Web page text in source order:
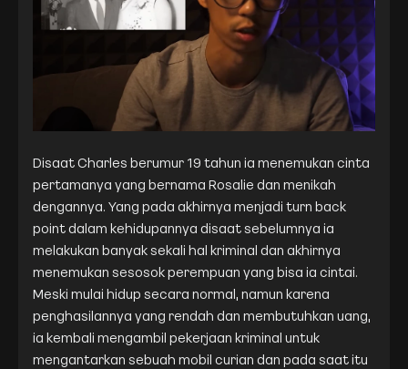
Disaat Charles berumur 19 tahun ia menemukan cinta
pertamanya yang bernama Rosalie dan menikah
dengannya. Yang pada akhirnya menjadi turn back
point dalam kehidupannya disaat sebelumnya ia
melakukan banyak sekali hal kriminal dan akhirnya
menemukan sesosok perempuan yang bisa ia cintai.
Meski mulai hidup secara normal, namun karena
penghasilannya yang rendah dan membutuhkan uang,
ia kembali mengambil pekerjaan kriminal untuk
mengantarkan sebuah mobil curian dan pada saat itu